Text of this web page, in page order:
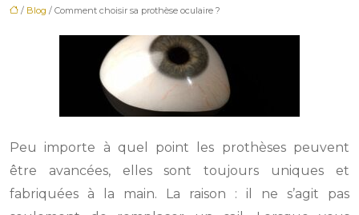
/ Blog / Comment choisir sa prothèse oculaire ?
Peu importe à quel point les prothèses peuvent
être avancées, elles sont toujours uniques et
fabriquées à la main. La raison : il ne s’agit pas